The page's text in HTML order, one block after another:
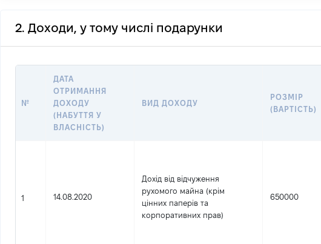
2. Доходи, у тому числі подарунки
№
ДАТА
ОТРИМАННЯ
ДОХОДУ
(НАБУТТЯ У
ВЛАСНІСТЬ)
ВИД ДОХОДУ
РОЗМІР
(ВАРТІСТЬ)
1 14.08.2020
Дохід від відчуження
рухомого майна (крім
цінних паперів та
корпоративних прав)
650000